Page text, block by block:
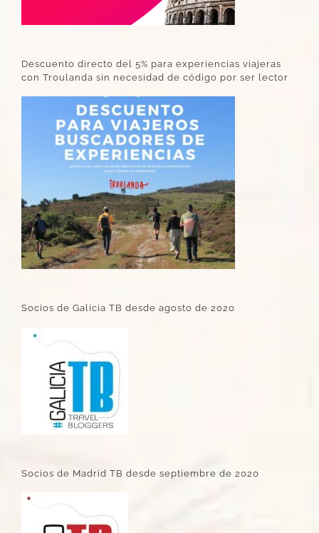
Descuento directo del 5% para experiencias viajeras
con Troulanda sin necesidad de código por ser lector
Socios de Galicia TB desde agosto de 2020
Socios de Madrid TB desde septiembre de 2020